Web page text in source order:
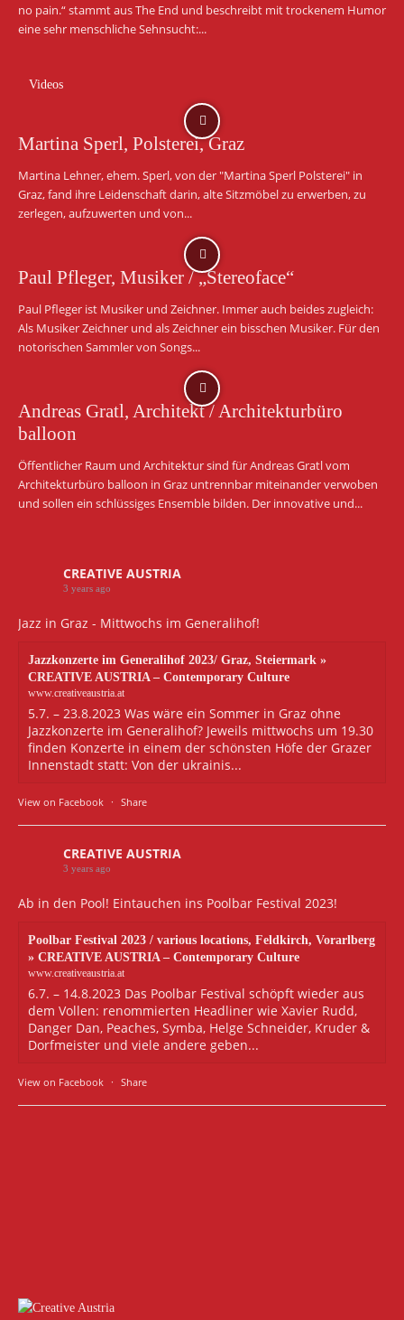
no pain.“ stammt aus The End und beschreibt mit trockenem Humor
eine sehr menschliche Sehnsucht:...
Videos
Martina Sperl, Polsterei, Graz
Martina Lehner, ehem. Sperl, von der "Martina Sperl Polsterei" in
Graz, fand ihre Leidenschaft darin, alte Sitzmöbel zu erwerben, zu
zerlegen, aufzuwerten und von...
Paul Pfleger, Musiker / „Stereoface“
Paul Pfleger ist Musiker und Zeichner. Immer auch beides zugleich:
Als Musiker Zeichner und als Zeichner ein bisschen Musiker. Für den
notorischen Sammler von Songs...
Andreas Gratl, Architekt / Architekturbüro
balloon
Öffentlicher Raum und Architektur sind für Andreas Gratl vom
Architekturbüro balloon in Graz untrennbar miteinander verwoben
und sollen ein schlüssiges Ensemble bilden. Der innovative und...
CREATIVE AUSTRIA
3 years ago
Jazz in Graz - Mittwochs im Generalihof!
Jazzkonzerte im Generalihof 2023/ Graz, Steiermark »
CREATIVE AUSTRIA – Contemporary Culture
www.creativeaustria.at
5.7. – 23.8.2023 Was wäre ein Sommer in Graz ohne
Jazzkonzerte im Generalihof? Jeweils mittwochs um 19.30
finden Konzerte in einem der schönsten Höfe der Grazer
Innenstadt statt: Von der ukrainis...
View on Facebook · Share
CREATIVE AUSTRIA
3 years ago
Ab in den Pool! Eintauchen ins Poolbar Festival 2023!
Poolbar Festival 2023 / various locations, Feldkirch, Vorarlberg
» CREATIVE AUSTRIA – Contemporary Culture
www.creativeaustria.at
6.7. – 14.8.2023 Das Poolbar Festival schöpft wieder aus
dem Vollen: renommierten Headliner wie Xavier Rudd,
Danger Dan, Peaches, Symba, Helge Schneider, Kruder &
Dorfmeister und viele andere geben...
View on Facebook · Share